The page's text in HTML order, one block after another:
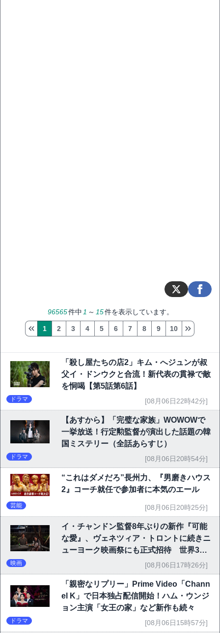
96565件中 1 ～ 15件を表示しています。
1 2 3 4 5 6 7 8 9 10
「殺し屋たちの店2」キム・へジュンが叔
父イ・ドンウクと合流！新代表の貫禄で敵
を恫喝【第5話第6話】
ドラマ [08月06日22時42分]
【あすから】「完璧な家族」WOWOWで
一挙放送！行定勲監督が演出した話題の韓
国ミステリー（全話あらすじ）
ドラマ [08月06日20時54分]
“これはダメだろ”長州力、『男磨きハウス
2』コーチ就任で参加者に本気のエール
芸能 [08月06日20時25分]
イ・チャンドン監督8年ぶりの新作『可能
な愛』、ヴェネツィア・トロントに続きニ
ューヨーク映画祭にも正式招待 世界3大
映画祭で快挙｜Netflix映画
映画 [08月06日17時26分]
「親密なリプリー」Prime Video「Chann
el K」で日本独占配信開始！ハム・ウンジ
ョン主演「女王の家」など新作も続々
ドラマ [08月06日15時57分]